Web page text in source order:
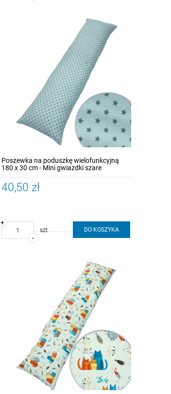
Poszewka na poduszkę wielofunkcyjną
180 x 30 cm - Mini gwiazdki szare
40,50 zł
-
+
szt. DO KOSZYKA